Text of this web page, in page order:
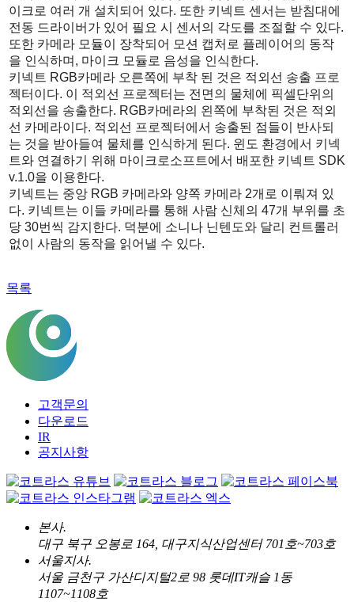
이크로 여러 개 설치되어 있다. 또한 키넥트 센서는 받침대에
전동 드라이버가 있어 필요 시 센서의 각도를 조절할 수 있다.
또한 카메라 모듈이 장착되어 모션 캡처로 플레이어의 동작
을 인식하며, 마이크 모듈로 음성을 인식한다.
키넥트 RGB카메라 오른쪽에 부착 된 것은 적외선 송출 프로
젝터이다. 이 적외선 프로젝터는 전면의 물체에 픽셀단위의
적외선을 송출한다. RGB카메라의 왼쪽에 부착된 것은 적외
선 카메라이다. 적외선 프로젝터에서 송출된 점들이 반사되
는 것을 받아들여 물체를 인식하게 된다. 윈도 환경에서 키넥
트와 연결하기 위해 마이크로소프트에서 배포한 키넥트 SDK
v.1.0을 이용한다.
키넥트는 중앙 RGB 카메라와 양쪽 카메라 2개로 이뤄져 있
다. 키넥트는 이들 카메라를 통해 사람 신체의 47개 부위를 초
당 30번씩 감지한다. 덕분에 소니나 닌텐도와 달리 컨트롤러
없이 사람의 동작을 읽어낼 수 있다.
목록
고객문의
다운로드
IR
공지사항
본사.
대구 북구 오봉로 164, 대구지식산업센터 701호~703호
서울지사.
서울 금천구 가산디지털2로 98 롯데IT캐슬 1동
1107~1108호